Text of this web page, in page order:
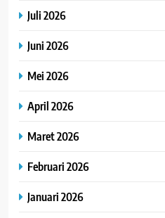
Juli 2026
Juni 2026
Mei 2026
April 2026
Maret 2026
Februari 2026
Januari 2026